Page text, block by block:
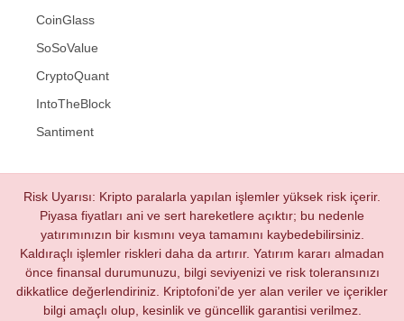
CoinGlass
SoSoValue
CryptoQuant
IntoTheBlock
Santiment
Risk Uyarısı: Kripto paralarla yapılan işlemler yüksek risk içerir.
Piyasa fiyatları ani ve sert hareketlere açıktır; bu nedenle
yatırımınızın bir kısmını veya tamamını kaybedebilirsiniz.
Kaldıraçlı işlemler riskleri daha da artırır. Yatırım kararı almadan
önce finansal durumunuzu, bilgi seviyenizi ve risk toleransınızı
dikkatlice değerlendiriniz. Kriptofoni’de yer alan veriler ve içerikler
bilgi amaçlı olup, kesinlik ve güncellik garantisi verilmez.